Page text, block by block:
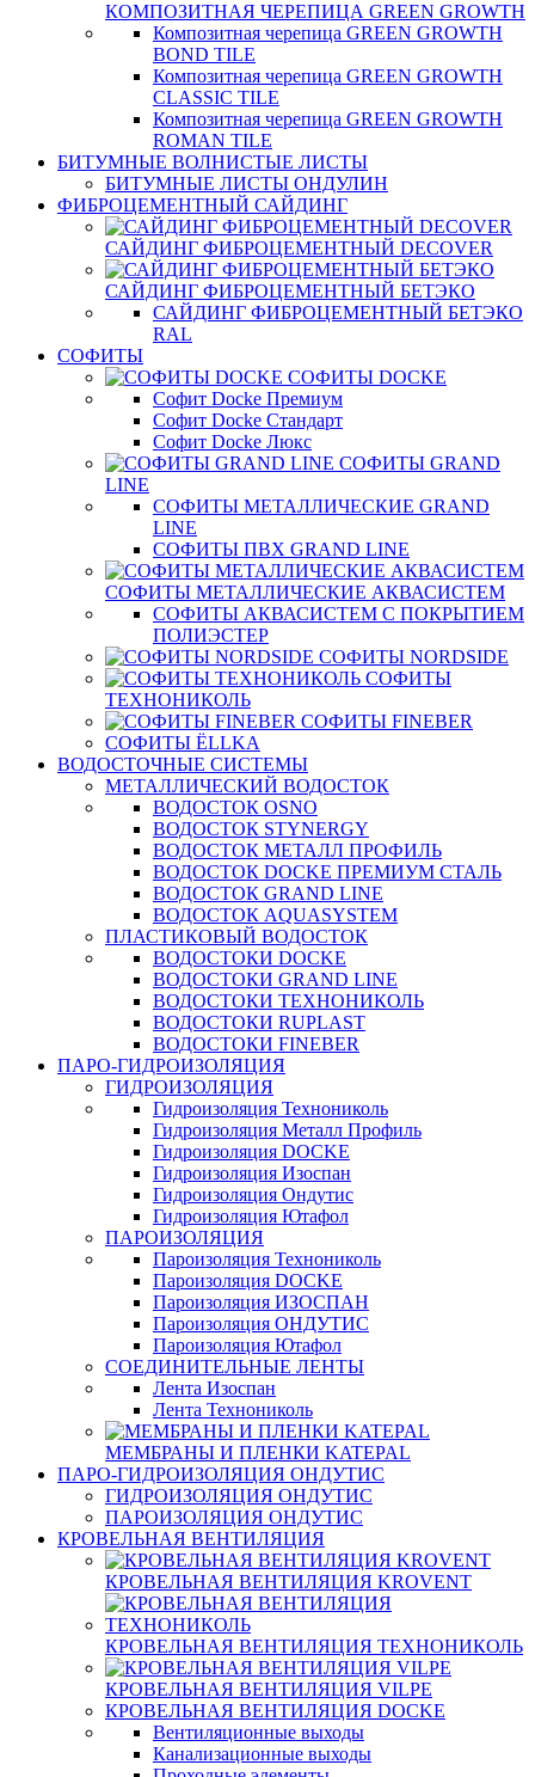
КОМПОЗИТНАЯ ЧЕРЕПИЦА GREEN GROWTH
Композитная черепица GREEN GROWTH
BOND TILE
Композитная черепица GREEN GROWTH
CLASSIC TILE
Композитная черепица GREEN GROWTH
ROMAN TILE
БИТУМНЫЕ ВОЛНИСТЫЕ ЛИСТЫ
БИТУМНЫЕ ЛИСТЫ ОНДУЛИН
ФИБРОЦЕМЕНТНЫЙ САЙДИНГ
САЙДИНГ ФИБРОЦЕМЕНТНЫЙ DECOVER
САЙДИНГ ФИБРОЦЕМЕНТНЫЙ БЕТЭКО
САЙДИНГ ФИБРОЦЕМЕНТНЫЙ БЕТЭКО
RAL
СОФИТЫ
СОФИТЫ DOCKE
Софит Docke Премиум
Софит Docke Стандарт
Софит Docke Люкс
СОФИТЫ GRAND
LINE
СОФИТЫ МЕТАЛЛИЧЕСКИЕ GRAND
LINE
СОФИТЫ ПВХ GRAND LINE
СОФИТЫ МЕТАЛЛИЧЕСКИЕ АКВАСИСТЕМ
СОФИТЫ АКВАСИСТЕМ С ПОКРЫТИЕМ
ПОЛИЭСТЕР
СОФИТЫ NORDSIDE
СОФИТЫ
ТЕХНОНИКОЛЬ
СОФИТЫ FINEBER
СОФИТЫ ЁLLKA
ВОДОСТОЧНЫЕ СИСТЕМЫ
МЕТАЛЛИЧЕСКИЙ ВОДОСТОК
ВОДОСТОК OSNO
ВОДОСТОК STYNERGY
ВОДОСТОК МЕТАЛЛ ПРОФИЛЬ
ВОДОСТОК DOCKE ПРЕМИУМ СТАЛЬ
ВОДОСТОК GRAND LINE
ВОДОСТОК AQUASYSTEM
ПЛАСТИКОВЫЙ ВОДОСТОК
ВОДОСТОКИ DOCKE
ВОДОСТОКИ GRAND LINE
ВОДОСТОКИ ТЕХНОНИКОЛЬ
ВОДОСТОКИ RUPLAST
ВОДОСТОКИ FINEBER
ПАРО-ГИДРОИЗОЛЯЦИЯ
ГИДРОИЗОЛЯЦИЯ
Гидроизоляция Технониколь
Гидроизоляция Металл Профиль
Гидроизоляция DOCKE
Гидроизоляция Изоспан
Гидроизоляция Ондутис
Гидроизоляция Ютафол
ПАРОИЗОЛЯЦИЯ
Пароизоляция Технониколь
Пароизоляция DOCKE
Пароизоляция ИЗОСПАН
Пароизоляция ОНДУТИС
Пароизоляция Ютафол
СОЕДИНИТЕЛЬНЫЕ ЛЕНТЫ
Лента Изоспан
Лента Технониколь
МЕМБРАНЫ И ПЛЕНКИ KATEPAL
ПАРО-ГИДРОИЗОЛЯЦИЯ ОНДУТИС
ГИДРОИЗОЛЯЦИЯ ОНДУТИС
ПАРОИЗОЛЯЦИЯ ОНДУТИС
КРОВЕЛЬНАЯ ВЕНТИЛЯЦИЯ
КРОВЕЛЬНАЯ ВЕНТИЛЯЦИЯ KROVENT
КРОВЕЛЬНАЯ ВЕНТИЛЯЦИЯ ТЕХНОНИКОЛЬ
КРОВЕЛЬНАЯ ВЕНТИЛЯЦИЯ VILPE
КРОВЕЛЬНАЯ ВЕНТИЛЯЦИЯ DOCKE
Вентиляционные выходы
Канализационные выходы